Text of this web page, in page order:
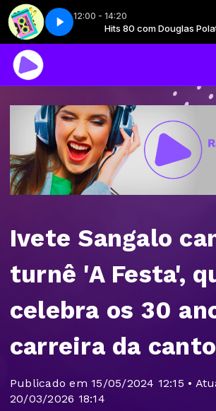
12:00 - 14:20
Hits 80 com Douglas Polato
3 Hits 80 - Parte 3
Ivete Sangalo
turnê 'A Festa',
celebra os 30
carreira da
Publicado em 15/05/2024 12:15 •
20/03/2026 18:14